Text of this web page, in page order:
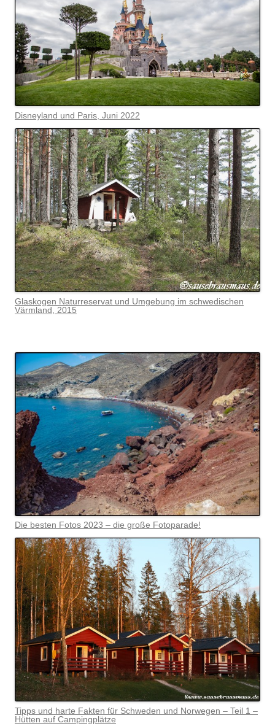
Disneyland und Paris, Juni 2022
Glaskogen Naturreservat und Umgebung im schwedischen
Värmland, 2015
Die besten Fotos 2023 – die große Fotoparade!
Tipps und harte Fakten für Schweden und Norwegen – Teil 1 –
Hütten auf Campingplätze